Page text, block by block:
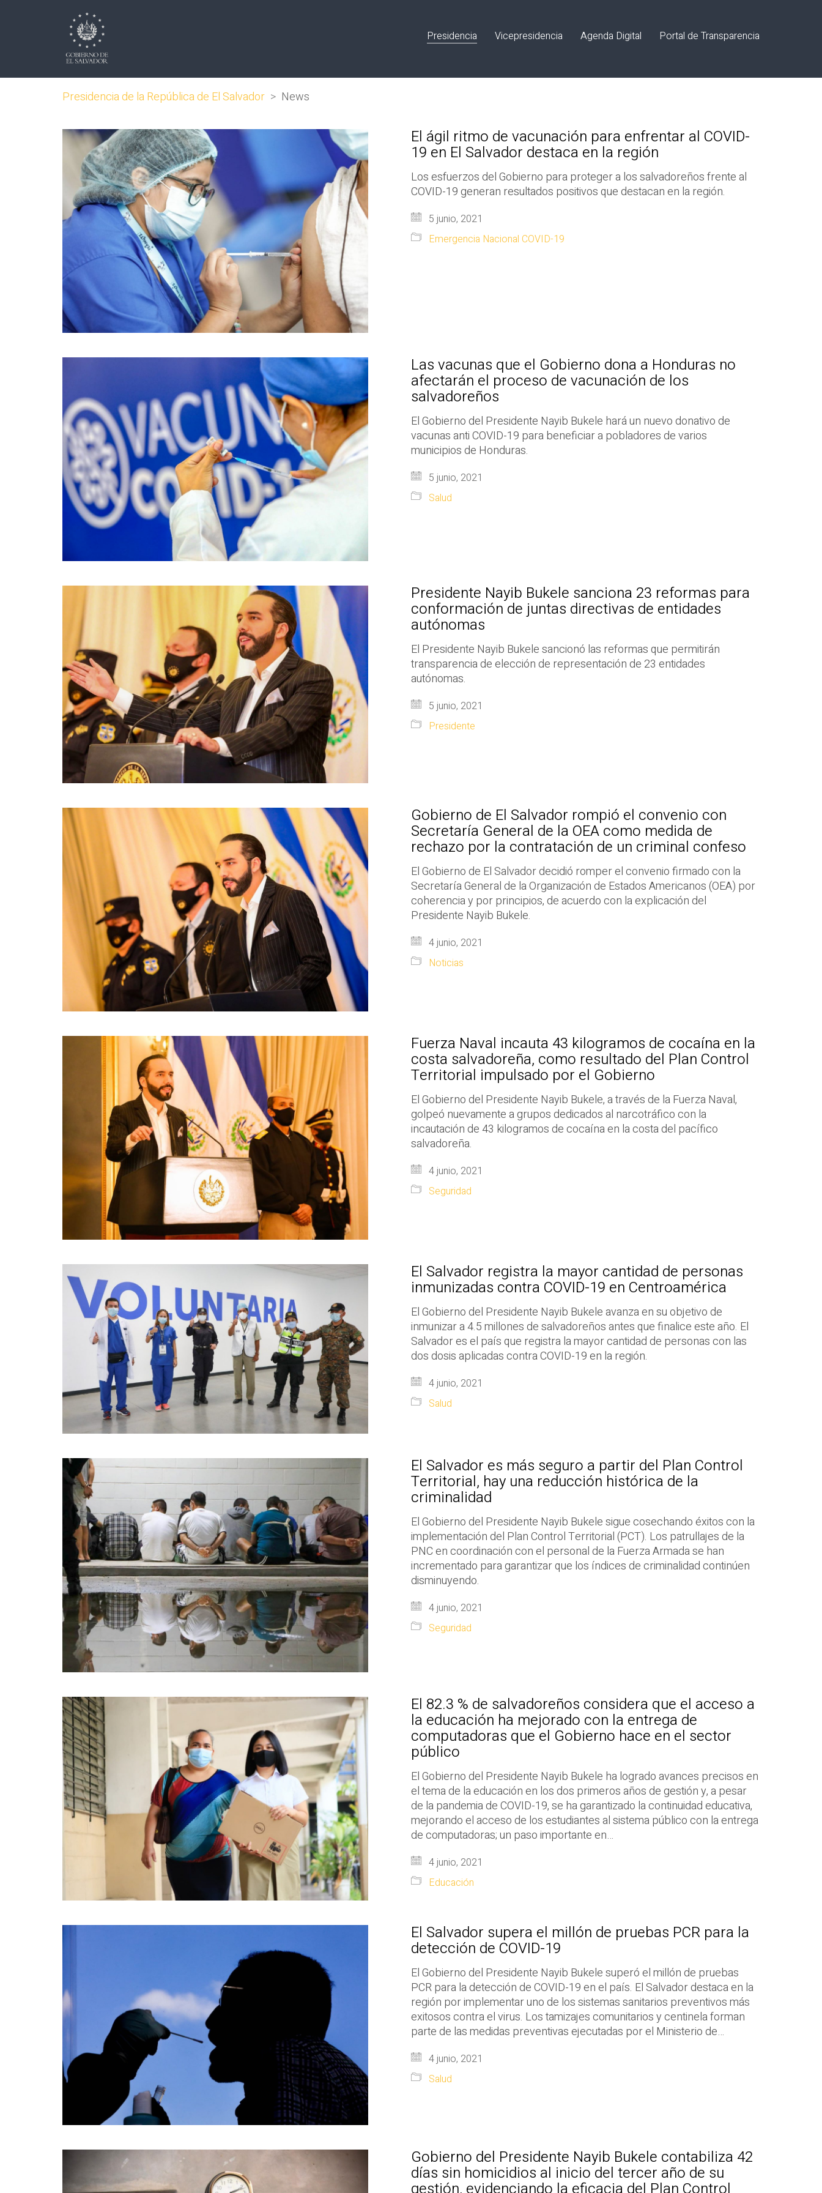
Presidencia Vicepresidencia Agenda Digital Portal de Transparencia
Presidencia de la República de El Salvador > News
El ágil ritmo de vacunación para enfrentar al COVID-
19 en El Salvador destaca en la región
Los esfuerzos del Gobierno para proteger a los salvadoreños frente al
COVID-19 generan resultados positivos que destacan en la región.
5 junio, 2021
Emergencia Nacional COVID-19
Las vacunas que el Gobierno dona a Honduras no
afectarán el proceso de vacunación de los
salvadoreños
El Gobierno del Presidente Nayib Bukele hará un nuevo donativo de
vacunas anti COVID-19 para beneficiar a pobladores de varios
municipios de Honduras.
5 junio, 2021
Salud
Presidente Nayib Bukele sanciona 23 reformas para
conformación de juntas directivas de entidades
autónomas
El Presidente Nayib Bukele sancionó las reformas que permitirán
transparencia de elección de representación de 23 entidades
autónomas.
5 junio, 2021
Presidente
Gobierno de El Salvador rompió el convenio con
Secretaría General de la OEA como medida de
rechazo por la contratación de un criminal confeso
El Gobierno de El Salvador decidió romper el convenio firmado con la
Secretaría General de la Organización de Estados Americanos (OEA) por
coherencia y por principios, de acuerdo con la explicación del
Presidente Nayib Bukele.
4 junio, 2021
Noticias
Fuerza Naval incauta 43 kilogramos de cocaína en la
costa salvadoreña, como resultado del Plan Control
Territorial impulsado por el Gobierno
El Gobierno del Presidente Nayib Bukele, a través de la Fuerza Naval,
golpeó nuevamente a grupos dedicados al narcotráfico con la
incautación de 43 kilogramos de cocaína en la costa del pacífico
salvadoreña.
4 junio, 2021
Seguridad
El Salvador registra la mayor cantidad de personas
inmunizadas contra COVID-19 en Centroamérica
El Gobierno del Presidente Nayib Bukele avanza en su objetivo de
inmunizar a 4.5 millones de salvadoreños antes que finalice este año. El
Salvador es el país que registra la mayor cantidad de personas con las
dos dosis aplicadas contra COVID-19 en la región.
4 junio, 2021
Salud
El Salvador es más seguro a partir del Plan Control
Territorial, hay una reducción histórica de la
criminalidad
El Gobierno del Presidente Nayib Bukele sigue cosechando éxitos con la
implementación del Plan Control Territorial (PCT). Los patrullajes de la
PNC en coordinación con el personal de la Fuerza Armada se han
incrementado para garantizar que los índices de criminalidad continúen
disminuyendo.
4 junio, 2021
Seguridad
El 82.3 % de salvadoreños considera que el acceso a
la educación ha mejorado con la entrega de
computadoras que el Gobierno hace en el sector
público
El Gobierno del Presidente Nayib Bukele ha logrado avances precisos en
el tema de la educación en los dos primeros años de gestión y, a pesar
de la pandemia de COVID-19, se ha garantizado la continuidad educativa,
mejorando el acceso de los estudiantes al sistema público con la entrega
de computadoras; un paso importante en…
4 junio, 2021
Educación
El Salvador supera el millón de pruebas PCR para la
detección de COVID-19
El Gobierno del Presidente Nayib Bukele superó el millón de pruebas
PCR para la detección de COVID-19 en el país. El Salvador destaca en la
región por implementar uno de los sistemas sanitarios preventivos más
exitosos contra el virus. Los tamizajes comunitarios y centinela forman
parte de las medidas preventivas ejecutadas por el Ministerio de…
4 junio, 2021
Salud
Gobierno del Presidente Nayib Bukele contabiliza 42
días sin homicidios al inicio del tercer año de su